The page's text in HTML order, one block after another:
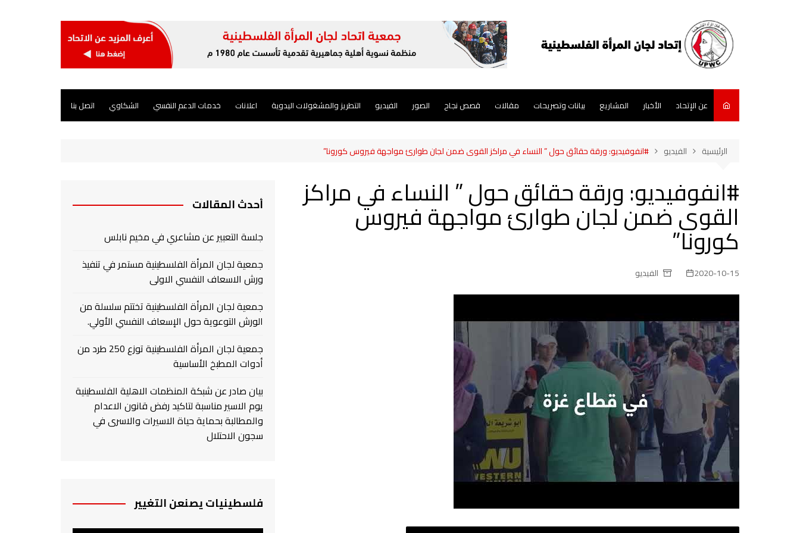
عن الإتحاد الأخبار المشاريع بيانات وتصريحات مقالات قصص نجاح الصور الفيديو التطريز والمشغولات اليدوية اعلانات خدمات الدعم النفسي الشكاوي اتصل بنا
الرئيسية الفيديو #انفوفيديو: ورقة حقائق حول ” النساء في مراكز القوى ضمن لجان طوارئ مواجهة فيروس كورونا”
#انفوفيديو: ورقة حقائق حول ” النساء في مراكز
القوى ضمن لجان طوارئ مواجهة فيروس
كورونا”
2020-10-15 الفيديو
أحدث المقالات
جلسة التعبير عن مشاعري في مخيم نابلس
جمعية لجان المرأة الفلسطينية مستمر في تنفيذ
ورش الاسعاف النفسي الاولى
جمعية لجان المرأة الفلسطينية تختتم سلسلة من
الورش التوعوية حول الإسعاف النفسي الأولي.
جمعية لجان المرأة الفلسطينية توزع 250 طرد من
أدوات المطبخ الأساسية
بيان صادر عن شبكة المنظمات الاهلية الفلسطينية
يوم الاسير مناسبة لتاكيد رفض قانون الاعدام
والمطالبة بحماية حياة الاسيرات والاسرى في
سجون الاحتلال
فلسطينيات يصنعن التغيير